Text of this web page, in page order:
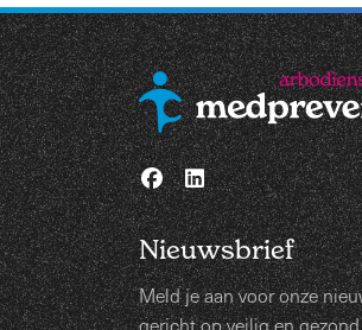
Nieuwsbrief
Meld je aan voor onze
gericht op veilig en gezond